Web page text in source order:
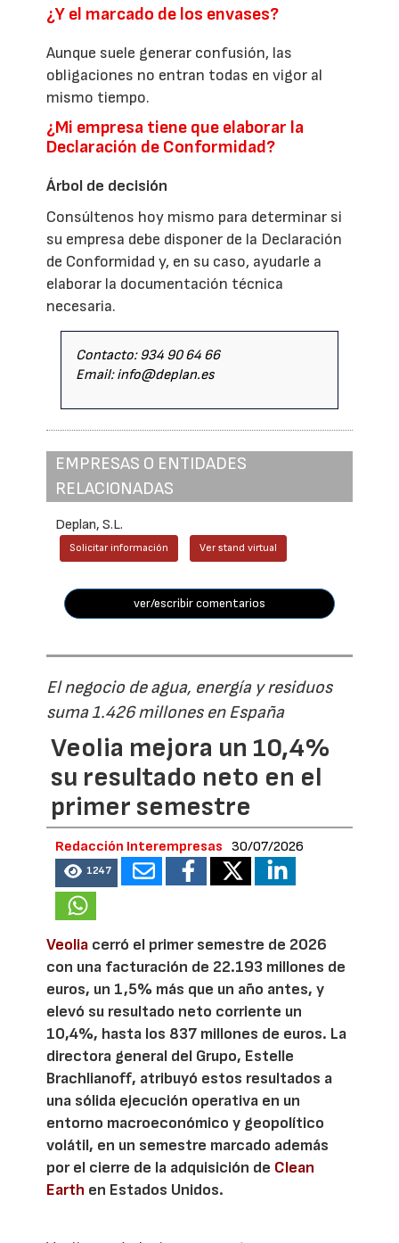
¿Y el marcado de los envases?
Aunque suele generar confusión, las
obligaciones no entran todas en vigor al
mismo tiempo.
¿Mi empresa tiene que elaborar la
Declaración de Conformidad?
Árbol de decisión
Consúltenos hoy mismo para determinar si
su empresa debe disponer de la Declaración
de Conformidad y, en su caso, ayudarle a
elaborar la documentación técnica
necesaria.
Contacto: 934 90 64 66
Email: info@deplan.es
EMPRESAS O ENTIDADES
RELACIONADAS
Deplan, S.L.
Solicitar información Ver stand virtual
ver/escribir comentarios
El negocio de agua, energía y residuos
suma 1.426 millones en España
Veolia mejora un 10,4%
su resultado neto en el
primer semestre
Redacción Interempresas 30/07/2026
1247
Veolia cerró el primer semestre de 2026
con una facturación de 22.193 millones de
euros, un 1,5% más que un año antes, y
elevó su resultado neto corriente un
10,4%, hasta los 837 millones de euros. La
directora general del Grupo, Estelle
Brachlianoff, atribuyó estos resultados a
una sólida ejecución operativa en un
entorno macroeconómico y geopolítico
volátil, en un semestre marcado además
por el cierre de la adquisición de Clean
Earth en Estados Unidos.